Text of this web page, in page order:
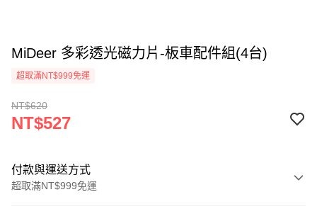
MiDeer 多彩透光磁力片-板車配件組(4台)
超取滿NT$999免運
NT$620
NT$527
付款與運送方式
超取滿NT$999免運